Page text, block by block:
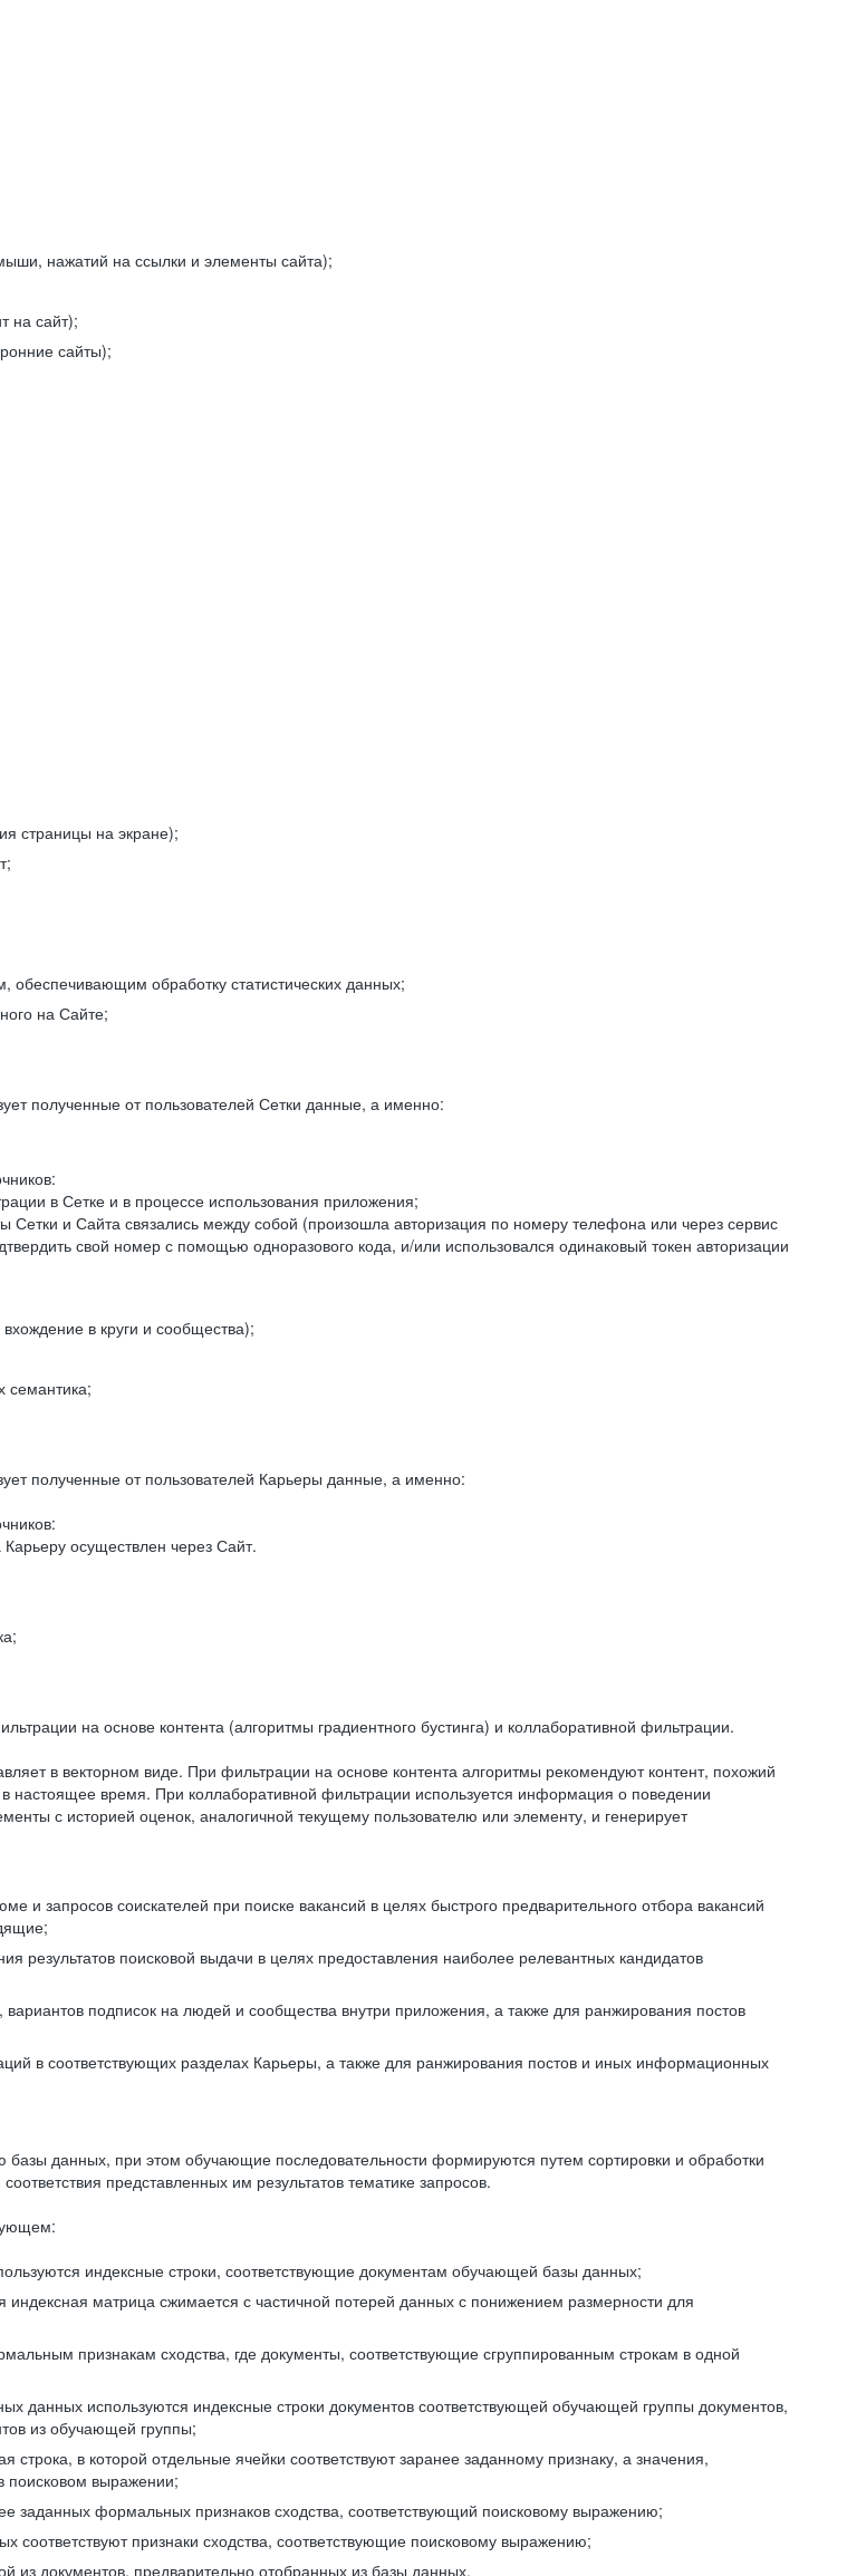
нажатий на ссылки и элементы сайта);
на сайт);
сайты);
страницы на экране);
обработку статистических данных;
на Сайте;
полученные от пользователей Сетки данные, а именно:
в Сетке и в процессе использования приложения;
Сетки и Сайта связались между собой (произошла авторизация по номеру телефона или через сервис
свой номер с помощью одноразового кода, и/или использовался одинаковый токен авторизации
в круги и сообщества);
семантика;
полученные от пользователей Карьеры данные, а именно:
осуществлен через Сайт.
на основе контента (алгоритмы градиентного бустинга) и коллаборативной фильтрации.
в векторном виде. При фильтрации на основе контента алгоритмы рекомендуют контент, похожий
настоящее время. При коллаборативной фильтрации используется информация о поведении
с историей оценок, аналогичной текущему пользователю или элементу, и генерирует
и запросов соискателей при поиске вакансий в целях быстрого предварительного отбора вакансий
результатов поисковой выдачи в целях предоставления наиболее релевантных кандидатов
подписок на людей и сообщества внутри приложения, а также для ранжирования постов
в соответствующих разделах Карьеры, а также для ранжирования постов и иных информационных
данных, при этом обучающие последовательности формируются путем сортировки и обработки
представленных им результатов тематике запросов.
индексные строки, соответствующие документам обучающей базы данных;
матрица сжимается с частичной потерей данных с понижением размерности для
признакам сходства, где документы, соответствующие сгруппированным строкам в одной
данных используются индексные строки документов соответствующей обучающей группы документов,
из обучающей группы;
в которой отдельные ячейки соответствуют заранее заданному признаку, а значения,
поисковом выражении;
заданных формальных признаков сходства, соответствующий поисковому выражению;
признаки сходства, соответствующие поисковому выражению;
документов, предварительно отобранных из базы данных.